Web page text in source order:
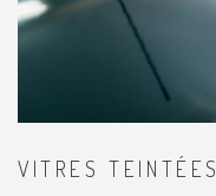
VITRES TEINTÉES